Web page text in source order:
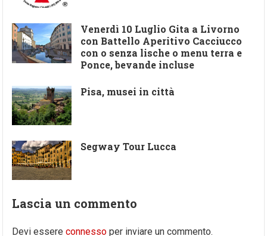
Venerdì 10 Luglio Gita a Livorno
con Battello Aperitivo Cacciucco
con o senza lische o menu terra e
Ponce, bevande incluse
Pisa, musei in città
Segway Tour Lucca
Lascia un commento
Devi essereconnesso per inviare un commento.